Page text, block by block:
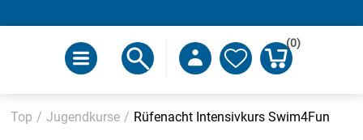
(0)
Top / Jugendkurse / Rüfenacht Intensivkurs Swim4Fun